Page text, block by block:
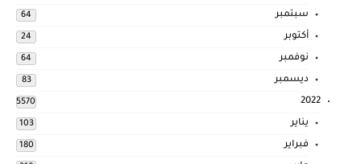
سبتمبر 64
أكتوبر 24
نوفمبر 64
ديسمبر 83
2022
5570
يناير 103
فبراير 180